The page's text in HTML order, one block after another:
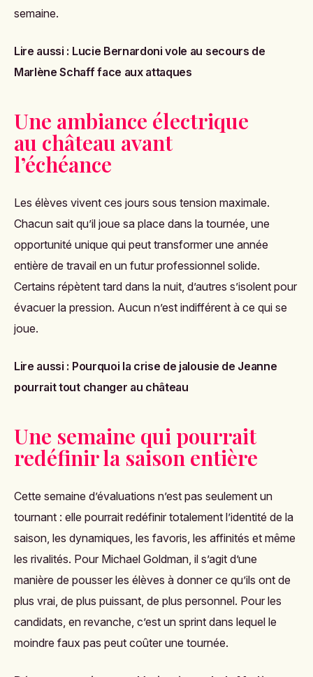
semaine.
Lire aussi : Lucie Bernardoni vole au secours de
Marlène Schaff face aux attaques
Une ambiance électrique
au château avant
l’échéance
Les élèves vivent ces jours sous tension maximale.
Chacun sait qu’il joue sa place dans la tournée, une
opportunité unique qui peut transformer une année
entière de travail en un futur professionnel solide.
Certains répètent tard dans la nuit, d’autres s’isolent pour
évacuer la pression. Aucun n’est indifférent à ce qui se
joue.
Lire aussi : Pourquoi la crise de jalousie de Jeanne
pourrait tout changer au château
Une semaine qui pourrait
redéfinir la saison entière
Cette semaine d’évaluations n’est pas seulement un
tournant : elle pourrait redéfinir totalement l’identité de la
saison, les dynamiques, les favoris, les affinités et même
les rivalités. Pour Michael Goldman, il s’agit d’une
manière de pousser les élèves à donner ce qu’ils ont de
plus vrai, de plus puissant, de plus personnel. Pour les
candidats, en revanche, c’est un sprint dans lequel le
moindre faux pas peut coûter une tournée.